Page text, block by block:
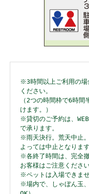
※3時間以上ご利用の場
ください。
（2つの時間枠で6時
けます。）
※貸切のご予約は、
で承ります。
※雨天決行。荒天中止
よっては中止となります
※各終了時間は、完全
お客様はご注意ください
※ペットは入場できませ
※場内で、しゃぼん玉